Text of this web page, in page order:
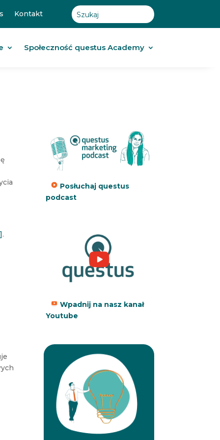
Kontakt
Społeczność questus Academy
.
Posłuchaj questus
podcast
Wpadnij na nasz kanał
Youtube